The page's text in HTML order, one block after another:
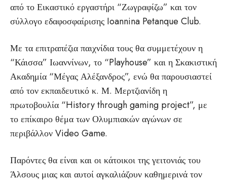
από το Εικαστικό εργαστήρι “Ζωγραφίζω” και τον
σύλλογο εδαφοσφαίρισης Ioannina Petanque Club.
Με τα επιτραπέζια παιχνίδια τους θα συμμετέχουν η
“Κάισσα” Ιωαννίνων, το “Playhouse” και η Σκακιστική
Ακαδημία “Μέγας Αλέξανδρος”, ενώ θα παρουσιαστεί
από τον εκπαιδευτικό κ. Μ. Μερτζιανίδη η
πρωτοβουλία “History through gaming project”, με
το επίκαιρο θέμα των Ολυμπιακών αγώνων σε
περιβάλλον Video Game.
Παρόντες θα είναι και οι κάτοικοι της γειτονιάς του
Άλσους μιας και αυτοί αγκαλιάζουν καθημερινά τον